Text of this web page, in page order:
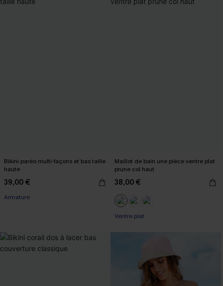
Bikini paréo multi-façons et bas taille
haute
39,00 €
Armature
Maillot de bain une pièce ventre plat
prune col haut
38,00 €
Ventre plat